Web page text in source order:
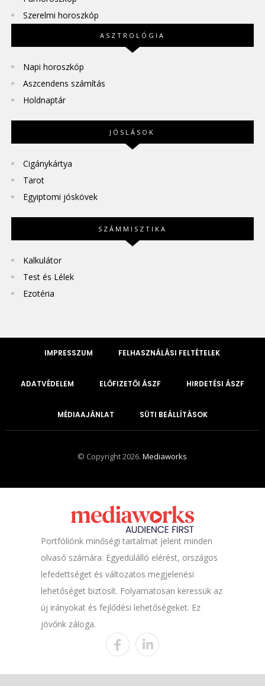
Szerelmi horoszkóp
ASZTROLÓGIA
Napi horoszkóp
Aszcendens számítás
Holdnaptár
JÓSLÁSOK
Cigánykártya
Tarot
Egyiptomi jóskövek
SZÁMMISZTIKA
Kalkulátor
Test és Lélek
Ezotéria
IMPRESSZUM FELHASZNÁLÁSI FELTÉTELEK
ADATVÉDELEM ELŐFIZETŐI ÁSZF HIRDETÉSI ÁSZF
MÉDIAAJÁNLAT SÜTI BEÁLLÍTÁSOK
© Copyright 2026.Mediaworks
Portfóliónk minőségi tartalmat jelent minden
olvasó számára. Egyedülálló elérést, országos
lefedettséget és változatos megjelenési
lehetőséget biztosít. Folyamatosan keressük az
új irányokat és fejlődési lehetőségeket. Ez
jövőnk záloga.